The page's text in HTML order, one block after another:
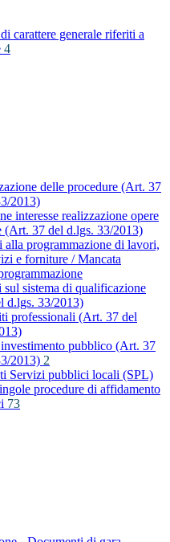
carattere generale riferiti a
4
delle procedure (Art. 37
2013)
interesse realizzazione opere
(Art. 37 del d.lgs. 33/2013)
programmazione di lavori,
e forniture / Mancata
sul sistema di qualificazione
d.lgs. 33/2013)
professionali (Art. 37 del
pubblico (Art. 37
2013) 2
Servizi pubblici locali (SPL)
procedure di affidamento
73